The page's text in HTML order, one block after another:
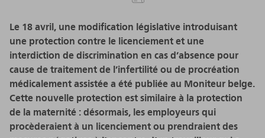
Le 18 avril, une modification législative introduisant
une protection contre le licenciement et une
interdiction de discrimination en cas d’absence pour
cause de traitement de l’infertilité ou de procréation
médicalement assistée a été publiée au Moniteur belge.
Cette nouvelle protection est similaire à la protection
de la maternité : désormais, les employeurs qui
procèderaient à un licenciement ou prendraient des